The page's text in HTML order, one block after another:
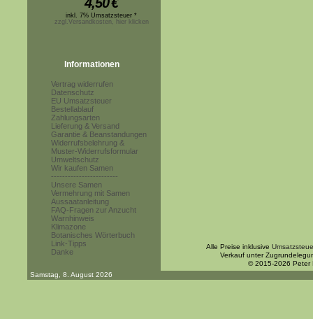
inkl. 7% Umsatzsteuer *
zzgl.Versandkosten, hier klicken
Informationen
Vertrag widerrufen
Datenschutz
EU Umsatzsteuer
Bestellablauf
Zahlungsarten
Lieferung & Versand
Garantie & Beanstandungen
Widerrufsbelehrung &
Muster-Widerrufsformular
Umweltschutz
Wir kaufen Samen
------------------------
Unsere Samen
Vermehrung mit Samen
Aussaatanleitung
FAQ-Fragen zur Anzucht
Warnhinweis
Klimazone
Botanisches Wörterbuch
Link-Tipps
Danke
Alle Preise inklusive
Verkauf unter
© 2015-2026 Peter
Samstag, 8. August 2026